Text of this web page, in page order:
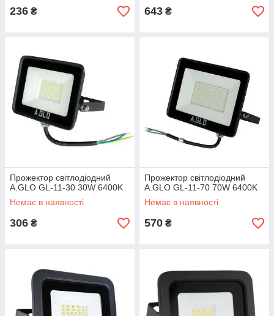
236 ₴ 643 ₴
Прожектор світлодіодний
A.GLO GL-11-30 30W 6400K
Немає в наявності
306 ₴
Прожектор світлодіодний
A.GLO GL-11-70 70W 6400K
Немає в наявності
570 ₴